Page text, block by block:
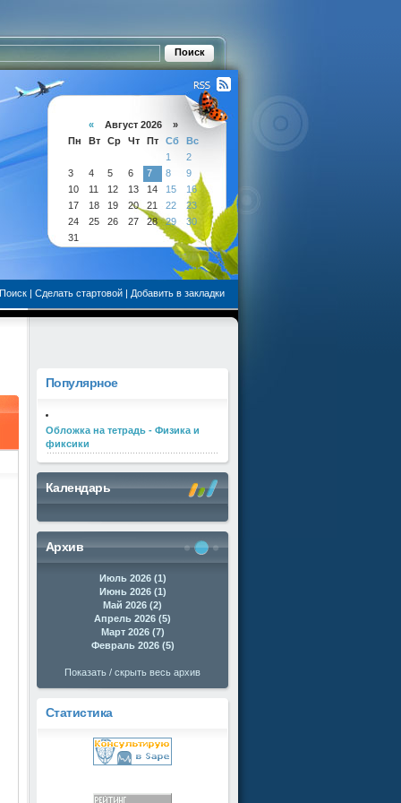
« Август 2026 »
Пн
Вт Ср Чт Пт Сб
Вс
1
2
3
4 5 6 7 8
9
10
11 12 13 14 15
16
17
18 19 20 21 22
23
24
25 26 27 28 29
30
31
Поиск | Сделать стартовой | Добавить в закладки
Популярное
Обложка на тетрадь - Физика и
фиксики
Календарь
Архив
Июль 2026 (1)
Июнь 2026 (1)
Май 2026 (2)
Апрель 2026 (5)
Март 2026 (7)
Февраль 2026 (5)
Показать / скрыть весь архив
Статистика